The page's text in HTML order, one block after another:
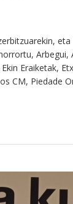
Eraiketak,
CM, Piedade